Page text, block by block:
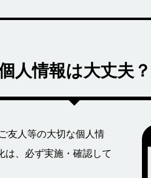
人情報は大丈夫？
友人等の大切な個人情
は、必ず実施・確認して